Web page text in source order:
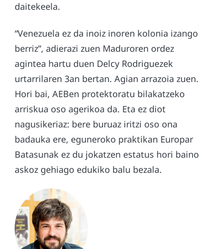
daitekeela.
“Venezuela ez da inoiz inoren kolonia izango
berriz”, adierazi zuen Maduroren ordez
agintea hartu duen Delcy Rodriguezek
urtarrilaren 3an bertan. Agian arrazoia zuen.
Hori bai, AEBen protektoratu bilakatzeko
arriskua oso agerikoa da. Eta ez diot
nagusikeriaz: bere buruaz iritzi oso ona
badauka ere, eguneroko praktikan Europar
Batasunak ez du jokatzen estatus hori baino
askoz gehiago edukiko balu bezala.